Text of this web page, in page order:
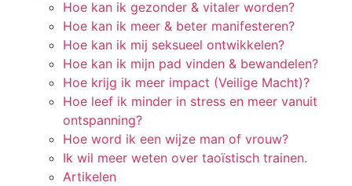
Hoe kan ik gezonder & vitaler worden?
Hoe kan ik meer & beter manifesteren?
Hoe kan ik mij seksueel ontwikkelen?
Hoe kan ik mijn pad vinden & bewandelen?
Hoe krijg ik meer impact (Veilige Macht)?
Hoe leef ik minder in stress en meer vanuit
ontspanning?
Hoe word ik een wijze man of vrouw?
Ik wil meer weten over taoïstisch trainen.
Artikelen